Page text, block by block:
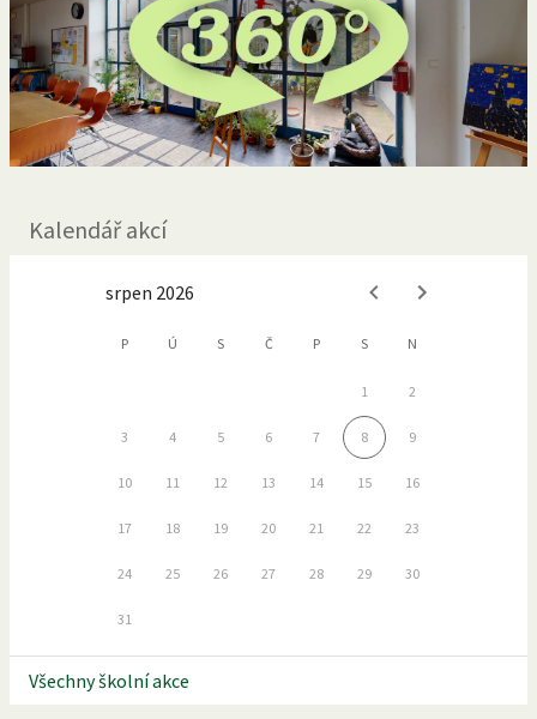
Kalendář akcí
srpen 2026
P Ú S Č P S N
1 2
3 4 5 6 7 8 9
10 11 12 13 14 15 16
17 18 19 20 21 22 23
24 25 26 27 28 29 30
31
Všechny školní akce